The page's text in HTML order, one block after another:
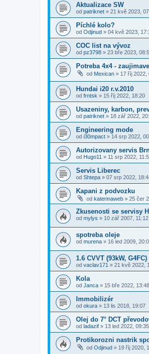
Aktualizace SW
od patriknet » 21 kvě 2023,
Píchlé kolo?
od Odjinud » 04 kvě 2023,
COC list na vývoz
od pz3798 » 23 bře 2023,
Potreba 4x4 -
od Mexican » 17 říj 2022,
Hundai i20 r.v.2010
od frntsk » 15 říj 2022, 18:20
Usazeniny, karbon,
od patriknet » 18 zář 2022,
Engineering mode
od i30mpact » 14 srp 2022,
Autorizovany servis
od Hugo11 » 11 srp 2022,
Servis Liberec
od Shtepa » 07 srp 2022,
Kapani z podvozku
od katerinaweb » 25 čer
Zkusenosti se servisy
od mylys » 10 zář 2007, 11:12
spotreba oleje
od murena » 16 led 2009,
1.6 CVVT (93kW,
od vaclav171 » 21 kvě 2022,
Kola
od Janca » 15 bře 2022, 13:48
Immobilizér
od okura » 13 lis 2018, 19:07
Olej do 7° DCT
od ladazif » 13 led 2022, 09:35
Protikorozni nastrik
od Odjinud » 19 říj 2020,